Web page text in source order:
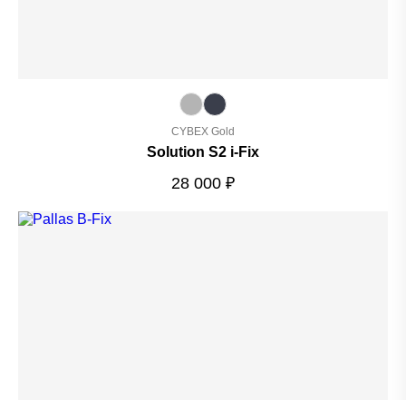
CYBEX Gold
Solution S2 i-Fix
28 000 ₽